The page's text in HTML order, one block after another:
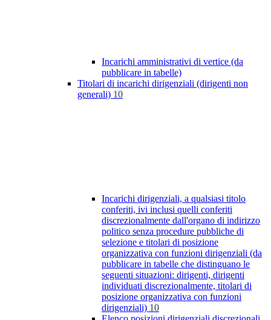
Incarichi amministrativi di vertice (da
pubblicare in tabelle)
Titolari di incarichi dirigenziali (dirigenti non
generali) 10
Incarichi dirigenziali, a qualsiasi titolo
conferiti, ivi inclusi quelli conferiti
discrezionalmente dall'organo di indirizzo
politico senza procedure pubbliche di
selezione e titolari di posizione
organizzativa con funzioni dirigenziali (da
pubblicare in tabelle che distinguano le
seguenti situazioni: dirigenti, dirigenti
individuati discrezionalmente, titolari di
posizione organizzativa con funzioni
dirigenziali) 10